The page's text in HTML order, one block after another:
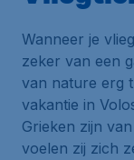
Wanneer je
zeker van een
van nature erg
vakantie in
Grieken zijn
voelen zij zich